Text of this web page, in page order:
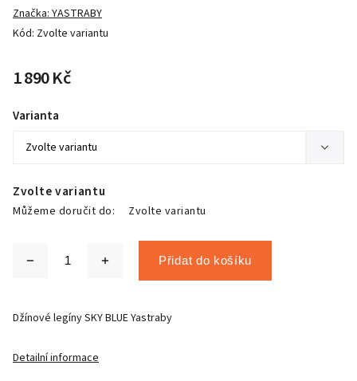
Kód: Zvolte variantu
Značka:YASTRABY
1 890 Kč
Zvolte variantu
Můžeme doručit do: Zvolte variantu
Varianta
Přidat do košíku
Džínové legíny SKY BLUE Yastraby
Detailní informace